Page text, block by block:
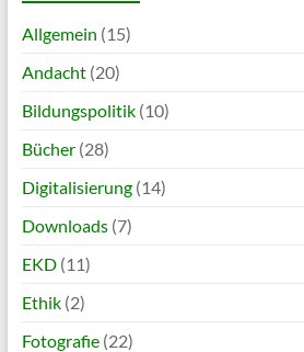
Allgemein (15)
Andacht(20)
Bildungspolitik(10)
Bücher(28)
Digitalisierung(14)
Downloads(7)
EKD(11)
Ethik(2)
Fotografie(22)